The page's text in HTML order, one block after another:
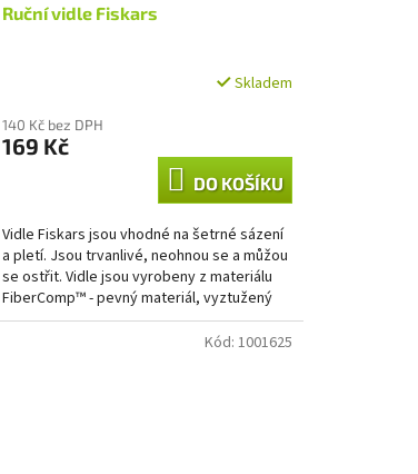
Ruční vidle Fiskars
Skladem
140 Kč bez DPH
169 Kč
DO KOŠÍKU
Vidle Fiskars jsou vhodné na šetrné sázení
a pletí. Jsou trvanlivé, neohnou se a můžou
se ostřit. Vidle jsou vyrobeny z materiálu
FiberComp™ - pevný materiál, vyztužený
skelnými...
Kód: 1001625